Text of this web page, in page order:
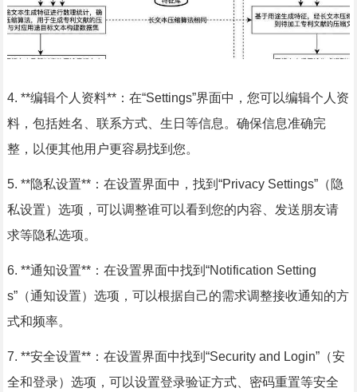
4. **编辑个人资料**：在“Settings”界面中，您可以编辑个人资
料，包括姓名、联系方式、生日等信息。确保信息准确完
整，以便其他用户更容易找到您。
5. **隐私设置**：在设置界面中，找到“Privacy Settings”（隐
私设置）选项，可以调整谁可以看到您的内容、发送朋友请
求等隐私选项。
6. **通知设置**：在设置界面中找到“Notification Setting
s”（通知设置）选项，可以根据自己的需求调整接收通知的方
式和频率。
7. **安全设置**：在设置界面中找到“Security and Login”（安
全和登录）选项，可以设置登录验证方式、密码重置等安全